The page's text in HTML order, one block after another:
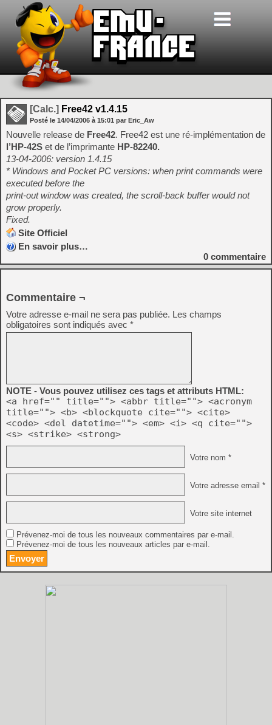
[Calc.] Free42 v1.4.15
Posté le 14/04/2006 à 15:01 par Eric_Aw
Nouvelle release de Free42. Free42 est une ré-implémentation de
l’HP-42S et de l’imprimante HP-82240.
13-04-2006: version 1.4.15
* Windows and Pocket PC versions: when print commands were
executed before the
print-out window was created, the scroll-back buffer would not
grow properly.
Fixed.
Site Officiel
En savoir plus…
0 commentaire
Commentaire ¬
Votre adresse e-mail ne sera pas publiée. Les champs
obligatoires sont indiqués avec *
NOTE - Vous pouvez utilisez ces tags et attributs HTML:
<a href="" title=""> <abbr title=""> <acronym
title=""> <b> <blockquote cite=""> <cite>
<code> <del datetime=""> <em> <i> <q cite="">
<s> <strike> <strong>
Votre nom *
Votre adresse email *
Votre site internet
Prévenez-moi de tous les nouveaux commentaires par e-mail.
Prévenez-moi de tous les nouveaux articles par e-mail.